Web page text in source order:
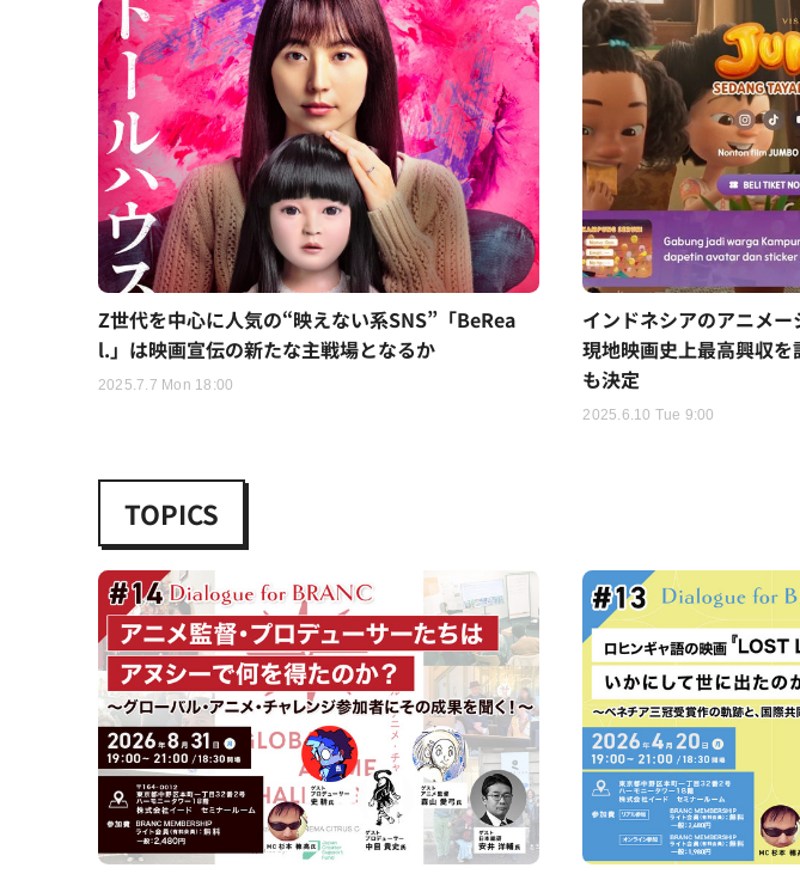
Z世代を中心に人気の“映えない系SNS”「BeRea
l.」は映画宣伝の新たな主戦場となるか
2025.7.7 Mon 18:00
インドネシアのアニメ
現地映画史上最高興収
も決定
2025.6.10 Tue 9:00
TOPICS